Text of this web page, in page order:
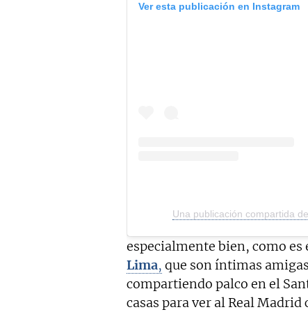
Ver esta publicación en Instagram
Una publicación compartida
especialmente bien, como es
Lima, que son íntimas
compartiendo palco en el
casas para ver al Real